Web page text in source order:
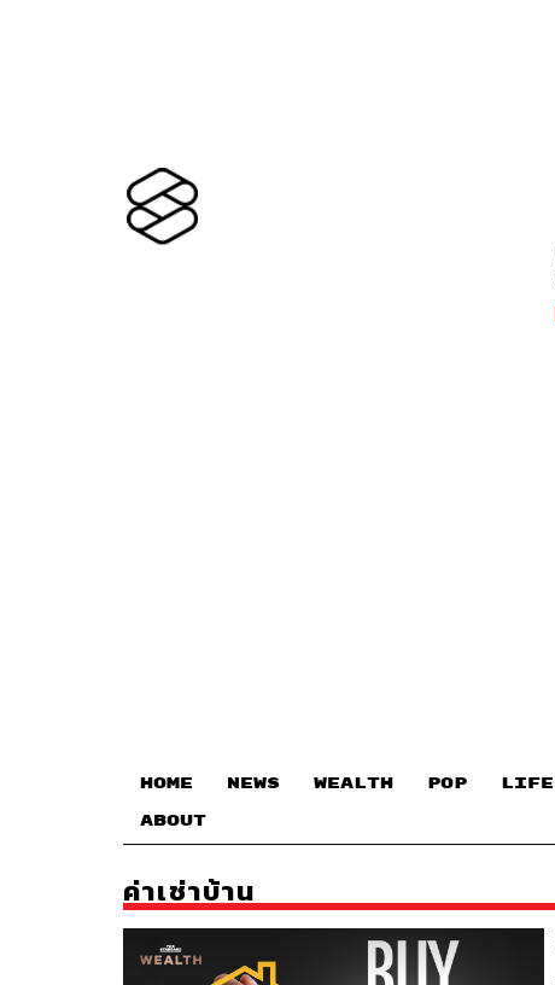
HOME NEWS WEALTH POP LIFE
ABOUT
ค่าเช่าบ้าน